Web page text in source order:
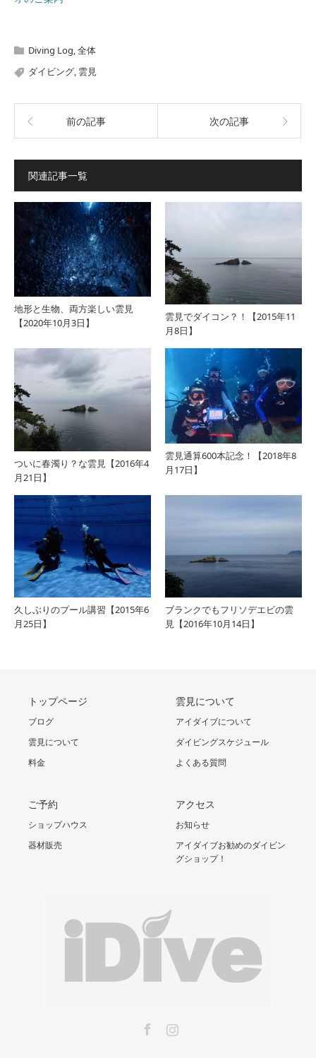
Diving Log,全体
ダイビング, 雲見
前の記事 次の記事
関連記事一覧
地形と生物、両方楽しい雲見
【2020年10月3日】
雲見でダイコン？！【2015年11
月8日】
ついに春濁り？な雲見【2016年4
月21日】
雲見通算600本記念！【2018年8
月17日】
久しぶりのプール講習【2015年6
月25日】
ブランクでもフリソデエビの雲
見【2016年10月14日】
トップページ
ブログ
雲見について
料金
雲見について
アイダイブについて
ダイビングスケジュール
よくある質問
ご予約
ショップハウス
器材販売
アクセス
お知らせ
アイダイブお勧めのダイビン
グショップ！